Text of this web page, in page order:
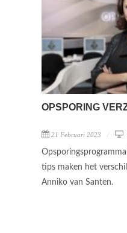
OPSPORING
21 Februari 2023
tips maken het
Anniko van Santen.